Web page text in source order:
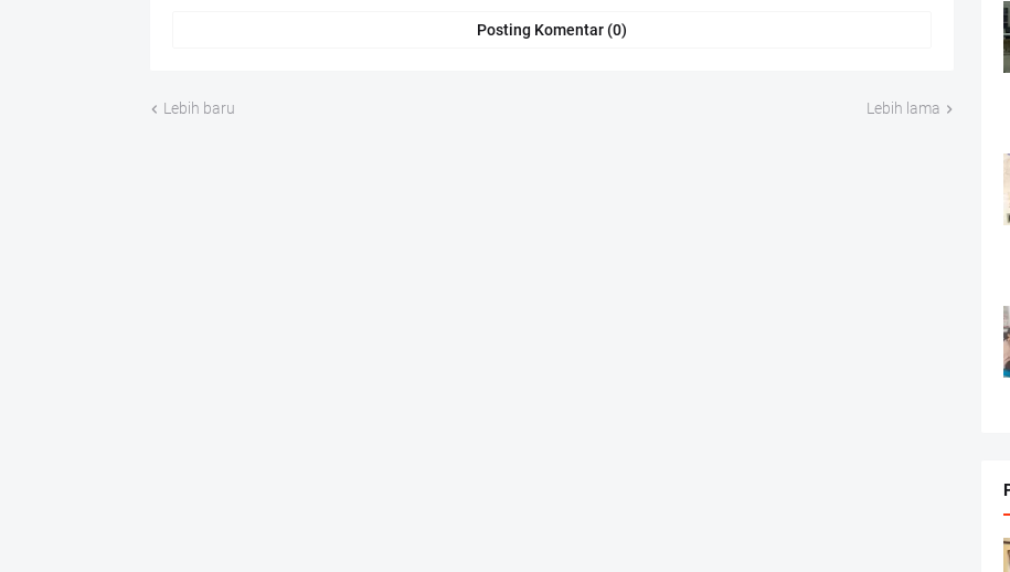
Posting Komentar (0)
Lebih baru Lebih lama